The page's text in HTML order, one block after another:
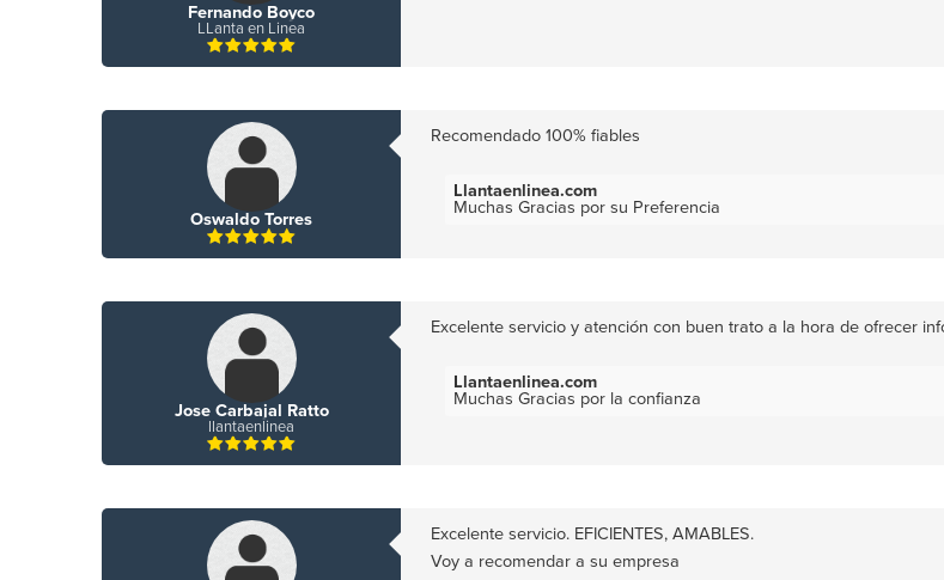
Fernando Boyco
LLanta en Linea
Oswaldo Torres
Recomendado 100% fiables
Llantaenlinea.com
Muchas Gracias por su Preferencia
Jose Carbajal Ratto
llantaenlinea
Excelente servicio y atención con buen trato a la hora de ofrecer
Llantaenlinea.com
Muchas Gracias por la confianza
Excelente servicio. EFICIENTES, AMABLES.
Voy a recomendar a su empresa